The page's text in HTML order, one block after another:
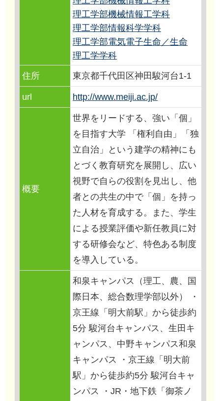
理工学部機械情報工学科
理工学部情報科学学科
理工学部電気電子生命／生命
理工学学科
住所 東京都千代田区神田駿河台1-1
url http://www.meiji.ac.jp/
概要
世界をリードする、強い「個」
を目指す大学 「権利自由」「独
立自治」という建学の精神にも
とづく教育研究を展開し、広い
視野で自らの役割を見出し、他
者との共生の中で「個」を持っ
た人材を育成する。また、学生
による授業評価や新任教員に対
する研修会など、特色ある制度
を導入している。
和泉キャンパス（理工、農、国
際日本、総合数理学部以外） ・
京王線「明大前駅」から徒歩約
5分 駿河台キャンパス、生田キ
ャンパス、中野キャンパス和泉
キャンパス ・京王線「明大前
駅」から徒歩約5分 駿河台キャ
ンパス ・JR・地下鉄「御茶ノ